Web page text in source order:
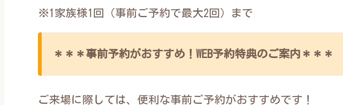
※1家族様1回（事前ご予約で最大2回）まで
＊＊＊事前予約がおすすめ！WEB予約特典のご案内＊＊＊
ご来場に際しては、便利な事前ご予約がおすすめです！